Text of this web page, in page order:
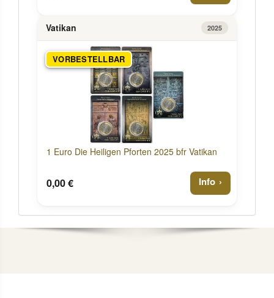
Vatikan 2025
VORBESTELLBAR
1 Euro Die Heiligen Pforten 2025 bfr Vatikan
0,00 € Info